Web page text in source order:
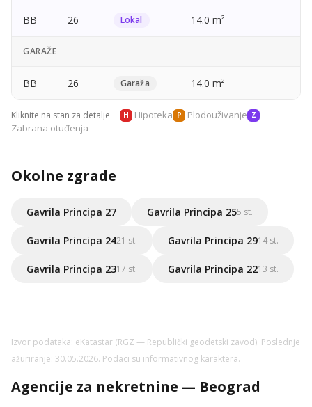
BB 26 Lokal 14.0 m²
GARAŽE
BB 26 Garaža 14.0 m²
Kliknite na stan za detalje H Hipoteka P Plodouživanje Z
Zabrana otuđenja
Okolne zgrade
Gavrila Principa 27 Gavrila Principa 255 st.
Gavrila Principa 2421 st. Gavrila Principa 2914 st.
Gavrila Principa 2317 st. Gavrila Principa 2213 st.
Izvor podataka: eKatastar (RGZ — Republički geodetski zavod). Poslednje
ažuriranje: 30.05.2026. Podaci su informativnog karaktera.
Agencije za nekretnine — Beograd